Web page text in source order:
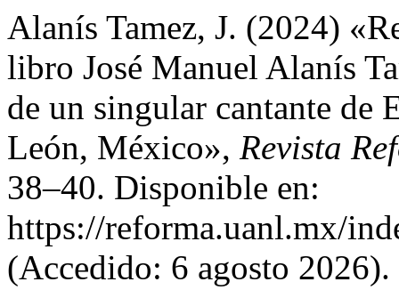
Alanís Tamez, J. (2024)
libro José Manuel Alanís
de un singular cantante de
León, México», Revista
38–40. Disponible en:
https://reforma.uanl.mx/
(Accedido: 6 agosto 2026).